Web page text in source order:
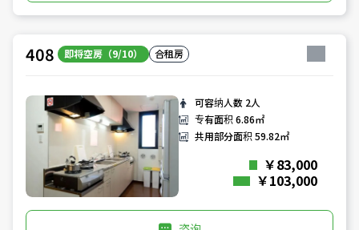
408 即将空房（9/10） 合租房
可容纳人数 2人
专有面积6.86㎡
共用部分面积59.82㎡
￥83,000
￥103,000